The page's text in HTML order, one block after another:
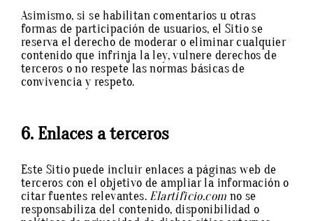
Asimismo, si se habilitan comentarios u otras
formas de participación de usuarios, el Sitio se
reserva el derecho de moderar o eliminar cualquier
contenido que infrinja la ley, vulnere derechos de
terceros o no respete las normas básicas de
convivencia y respeto.
6. Enlaces a terceros
Este Sitio puede incluir enlaces a páginas web de
terceros con el objetivo de ampliar la información o
citar fuentes relevantes. Elartificio.com no se
responsabiliza del contenido, disponibilidad o